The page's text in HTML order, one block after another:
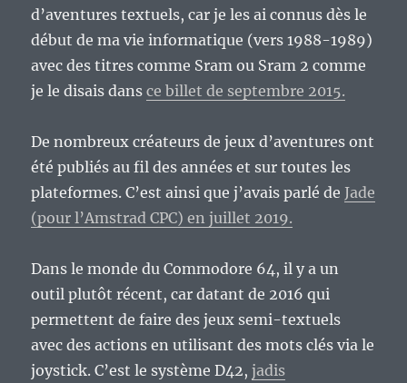
d’aventures textuels, car je les ai connus dès le
début de ma vie informatique (vers 1988-1989)
avec des titres comme Sram ou Sram 2 comme
je le disais dansce billet de septembre 2015.
De nombreux créateurs de jeux d’aventures ont
été publiés au fil des années et sur toutes les
plateformes. C’est ainsi que j’avais parlé de Jade
(pour l’Amstrad CPC) en juillet 2019.
Dans le monde du Commodore 64, il y a un
outil plutôt récent, car datant de 2016 qui
permettent de faire des jeux semi-textuels
avec des actions en utilisant des mots clés via le
joystick. C’est le système D42,jadis